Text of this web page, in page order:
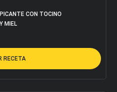
CON TOCINO
Y MIEL
RECETA